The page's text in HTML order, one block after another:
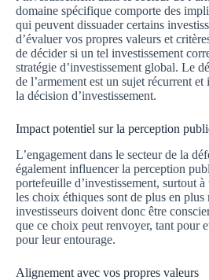
domaine spécifique comporte des
qui peuvent dissuader certains
d’évaluer vos propres valeurs et
de décider si un tel investissement
stratégie d’investissement global. Le
de l’armement est un sujet récurrent et
la décision d’investissement.
Impact potentiel sur la perception
L’engagement dans le secteur de la
également influencer la perception
portefeuille d’investissement, surtout à
les choix éthiques sont de plus en plus
investisseurs doivent donc être
que ce choix peut renvoyer, tant pour
pour leur entourage.
Alignement avec vos propres valeurs